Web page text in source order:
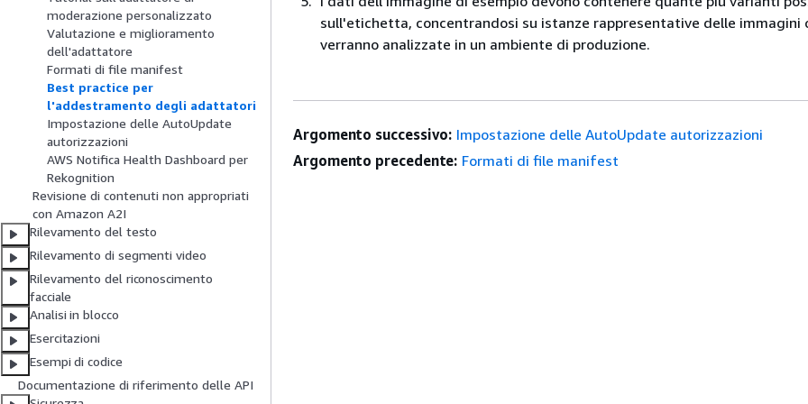
moderazione personalizzato
Valutazione e miglioramento
dell'adattatore
Formati di file manifest
Best practice per
l'addestramento degli adattatori
Impostazione delle AutoUpdate
autorizzazioni
AWS Notifica Health Dashboard per
Rekognition
Revisione di contenuti non appropriati
con Amazon A2I
Rilevamento del testo
Rilevamento di segmenti video
Rilevamento del riconoscimento
facciale
Analisi in blocco
Esercitazioni
Esempi di codice
Documentazione di riferimento delle API
sull'etichetta, concentrandosi su istanze rappresentative delle immagini
verranno analizzate in un ambiente di produzione.
Argomento successivo: Impostazione delle AutoUpdate autorizzazioni
Argomento precedente: Formati di file manifest